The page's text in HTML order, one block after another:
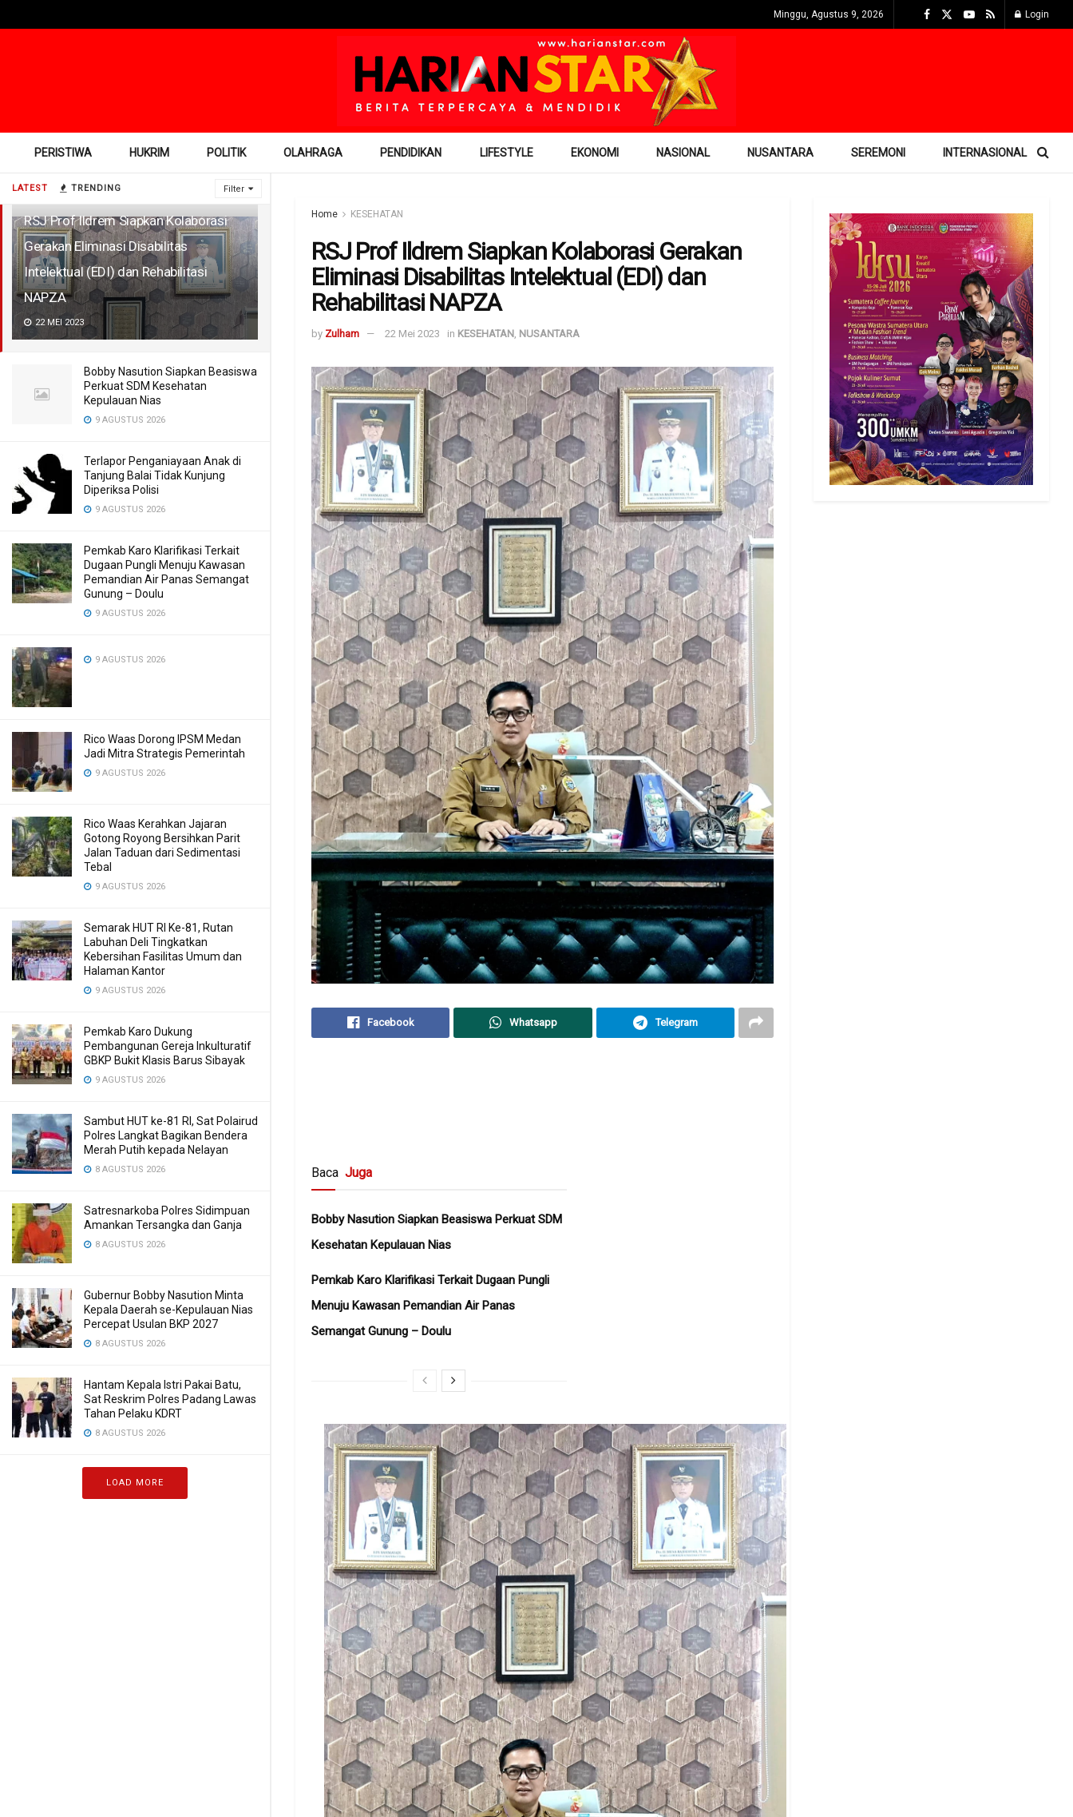
LATEST TRENDING Filter
RSJ Prof Ildrem Siapkan Kolaborasi
Gerakan Eliminasi Disabilitas
Intelektual (EDI) dan Rehabilitasi
NAPZA
22 MEI 2023
Bobby Nasution Siapkan Beasiswa
Perkuat SDM Kesehatan
Kepulauan Nias
9 AGUSTUS 2026
Terlapor Penganiayaan Anak di
Tanjung Balai Tidak Kunjung
Diperiksa Polisi
9 AGUSTUS 2026
Pemkab Karo Klarifikasi Terkait
Dugaan Pungli Menuju Kawasan
Pemandian Air Panas Semangat
Gunung – Doulu ‎
9 AGUSTUS 2026
9 AGUSTUS 2026
Rico Waas Dorong IPSM Medan
Jadi Mitra Strategis Pemerintah
9 AGUSTUS 2026
Rico Waas Kerahkan Jajaran
Gotong Royong Bersihkan Parit
Jalan Taduan dari Sedimentasi
Tebal
9 AGUSTUS 2026
Semarak HUT RI Ke-81, Rutan
Labuhan Deli Tingkatkan
Kebersihan Fasilitas Umum dan
Halaman Kantor
9 AGUSTUS 2026
Pemkab Karo Dukung
Pembangunan Gereja Inkulturatif
GBKP Bukit Klasis Barus Sibayak
9 AGUSTUS 2026
Sambut HUT ke-81 RI, Sat Polairud
Polres Langkat Bagikan Bendera
Merah Putih kepada Nelayan
8 AGUSTUS 2026
Satresnarkoba Polres Sidimpuan
Amankan Tersangka dan Ganja
8 AGUSTUS 2026
Gubernur Bobby Nasution Minta
Kepala Daerah se-Kepulauan Nias
Percepat Usulan BKP 2027
8 AGUSTUS 2026
Hantam Kepala Istri Pakai Batu,
Sat Reskrim Polres Padang Lawas
Tahan Pelaku KDRT
8 AGUSTUS 2026
LOAD MORE
Minggu, Agustus 9, 2026 Login
PERISTIWA HUKRIM POLITIK OLAHRAGA PENDIDIKAN LIFESTYLE EKONOMI NASIONAL NUSANTARA SEREMONI INTERNASIONAL
Home KESEHATAN
RSJ Prof Ildrem Siapkan Kolaborasi Gerakan
Eliminasi Disabilitas Intelektual (EDI) dan
Rehabilitasi NAPZA
by Zulham 22 Mei 2023 in KESEHATAN, NUSANTARA
Facebook Whatsapp Telegram
Baca Juga
Bobby Nasution Siapkan Beasiswa Perkuat SDM
Kesehatan Kepulauan Nias
Pemkab Karo Klarifikasi Terkait Dugaan Pungli
Menuju Kawasan Pemandian Air Panas
Semangat Gunung – Doulu ‎